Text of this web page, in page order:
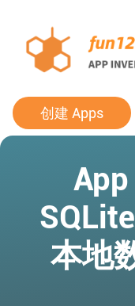
创建 Apps
本地